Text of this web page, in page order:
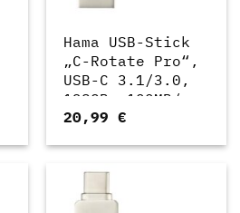
Hama USB-Stick
„C-Rotate Pro“,
USB-C 3.1/3.0,
128GB, 100MB/s,
Silber
20,99€